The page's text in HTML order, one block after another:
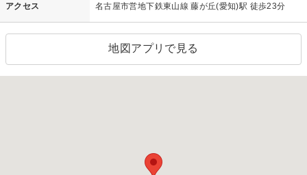
アクセス 名古屋市営地下鉄東山線 藤が丘(愛知)駅 徒歩23分
地図アプリで見る